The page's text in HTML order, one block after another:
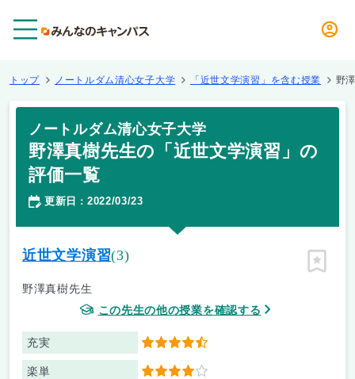
トップ ノートルダム清心女子大学 「近世文学演習」を含む授業 野
ノートルダム清心女子大学
野澤真樹先生の「近世文学演習」の
評価一覧
更新日 ： 2022/03/23
近世文学演習(3)
野澤真樹先生
この先生の他の授業を確認する
充実 4.5
楽単 4
ピン留